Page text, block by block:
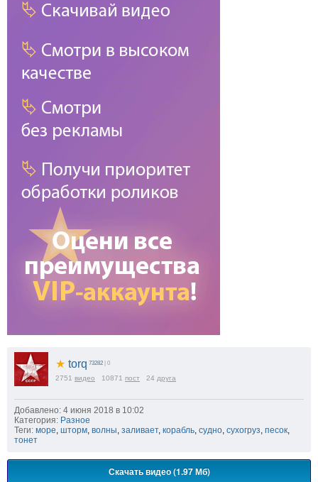
★ torq 73282 | 0
2751 видео 10871 пост 24 друга
Добавлено: 4 июня 2018 в 10:02
Категория: Разное
Теги: море шторм волны заливает, корабль судно сухогруз песок
тонет
Скачать видео (1.97 Мб)